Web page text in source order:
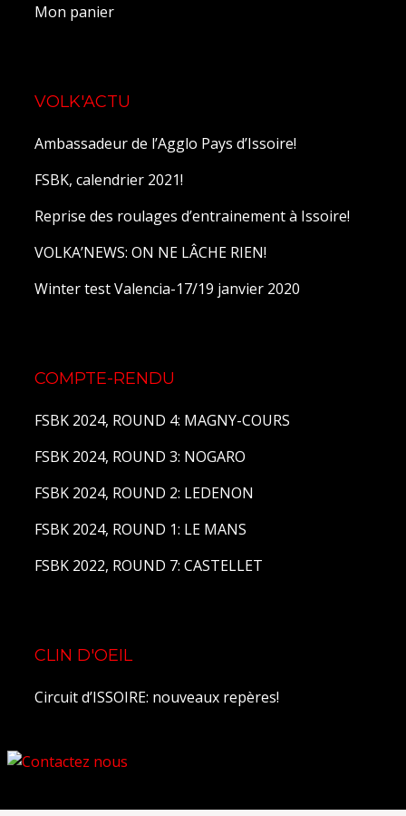
Mon panier
VOLK'ACTU
Ambassadeur de l’Agglo Pays d’Issoire!
FSBK, calendrier 2021!
Reprise des roulages d’entrainement à Issoire!
VOLKA’NEWS: ON NE LÂCHE RIEN!
Winter test Valencia-17/19 janvier 2020
COMPTE-RENDU
FSBK 2024, ROUND 4: MAGNY-COURS
FSBK 2024, ROUND 3: NOGARO
FSBK 2024, ROUND 2: LEDENON
FSBK 2024, ROUND 1: LE MANS
FSBK 2022, ROUND 7: CASTELLET
CLIN D'OEIL
Circuit d’ISSOIRE: nouveaux repères!